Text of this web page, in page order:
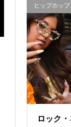
ヒップホップ
ロック